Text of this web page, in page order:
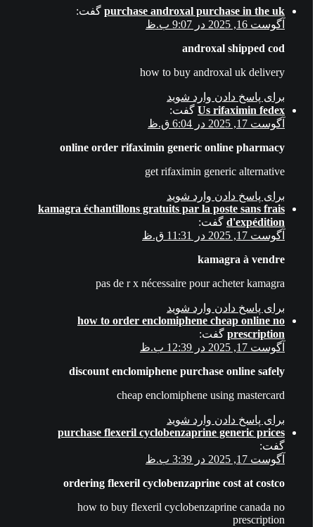
purchase androxal purchase in the uk گفت:
آگوست 16, 2025 در 9:07 ب.ظ
androxal shipped cod
how to buy androxal uk delivery
برای پاسخ دادن وارد شوید
Us rifaximin fedex گفت:
آگوست 17, 2025 در 6:04 ق.ظ
online order rifaximin generic online pharmacy
get rifaximin generic alternative
برای پاسخ دادن وارد شوید
kamagra échantillons gratuits par la poste sans frais
d'expédition گفت:
آگوست 17, 2025 در 11:31 ق.ظ
kamagra à vendre
pas de r x nécessaire pour acheter kamagra
برای پاسخ دادن وارد شوید
how to order enclomiphene cheap online no
prescription گفت:
آگوست 17, 2025 در 12:39 ب.ظ
discount enclomiphene purchase online safely
cheap enclomiphene using mastercard
برای پاسخ دادن وارد شوید
purchase flexeril cyclobenzaprine generic prices
گفت:
آگوست 17, 2025 در 3:39 ب.ظ
ordering flexeril cyclobenzaprine cost at costco
how to buy flexeril cyclobenzaprine canada no
prescription